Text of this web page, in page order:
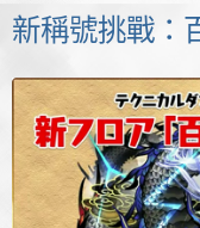
新稱號挑戰：